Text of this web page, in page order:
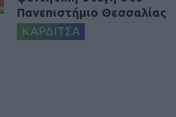
Πανεπιστήμιο Θεσσαλίας
ΚΑΡΔΙΤΣΑ